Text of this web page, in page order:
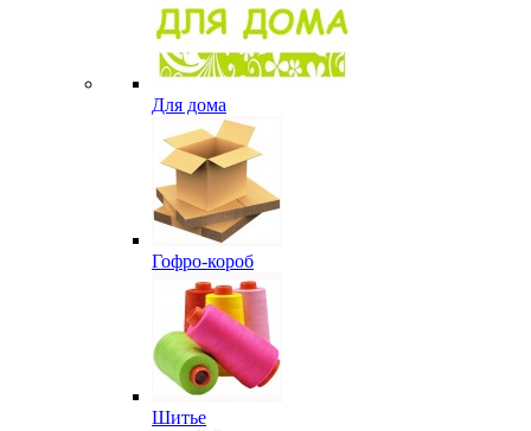
Для дома
Гофро-короб
Шитье